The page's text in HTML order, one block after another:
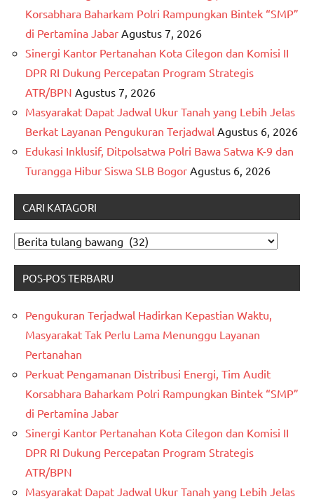
Korsabhara Baharkam Polri Rampungkan Bintek “SMP”
di Pertamina Jabar Agustus 7, 2026
Sinergi Kantor Pertanahan Kota Cilegon dan Komisi II
DPR RI Dukung Percepatan Program Strategis
ATR/BPN Agustus 7, 2026
Masyarakat Dapat Jadwal Ukur Tanah yang Lebih Jelas
Berkat Layanan Pengukuran Terjadwal Agustus 6, 2026
Edukasi Inklusif, Ditpolsatwa Polri Bawa Satwa K-9 dan
Turangga Hibur Siswa SLB Bogor Agustus 6, 2026
CARI KATAGORI
CARI
POS-POS TERBARU
Pengukuran Terjadwal Hadirkan Kepastian Waktu,
Masyarakat Tak Perlu Lama Menunggu Layanan
Pertanahan
Perkuat Pengamanan Distribusi Energi, Tim Audit
Korsabhara Baharkam Polri Rampungkan Bintek “SMP”
di Pertamina Jabar
Sinergi Kantor Pertanahan Kota Cilegon dan Komisi II
DPR RI Dukung Percepatan Program Strategis
ATR/BPN
Masyarakat Dapat Jadwal Ukur Tanah yang Lebih Jelas